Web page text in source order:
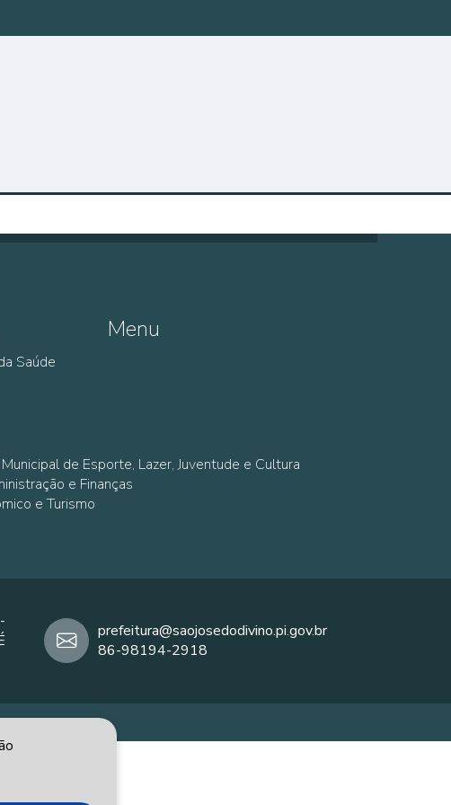
Saúde
Menu
de Esporte, Lazer, Juventude e Cultura
e Finanças
e Turismo
prefeitura@saojosedodivino.pi.gov.br
86-98194-2918